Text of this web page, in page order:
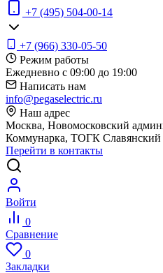
+7 (495) 504-00-14
+7 (966) 330-05-50
Режим работы
Ежедневно с 09:00 до 19:00
Написать нам
info@pegaselectric.ru
Наш адрес
Москва, Новомосковский
Коммунарка, ТОГК Славянский
Перейти в контакты
Войти
0
Сравнение
0
Закладки